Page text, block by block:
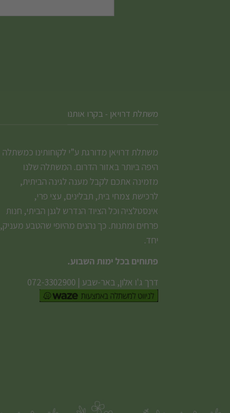
משתלת דרויאן - בקרו אותנו
משתלת דרויאן מדורגת ע”י לקוחותינו כמשתלה
היפה ביותר באזור הדרום. המשתלה שלנו
מזמינה אתכם לקבל מענה לגינה הביתית,
לרכישת צמחי בית, תבלינים, עצי פרי,
אינסטלציה וכל הציוד הנדרש לגנן הביתי, חנות
פרחים ומתנות. כך נהנים מהיופי שהטבע מעניק,
יחד.
פתוחים בכל ימות השבוע.
דרך ג'ו אלון, באר-שבע |
072-3302900